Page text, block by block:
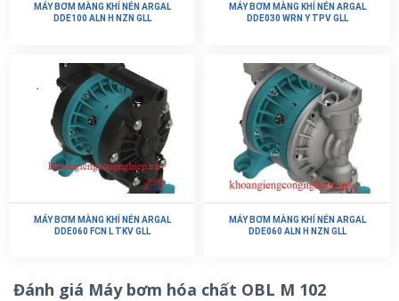
MÁY BƠM MÀNG KHÍ NÉN ARGAL
DDE100 ALN H NZN GLL
MÁY BƠM MÀNG KHÍ NÉN ARGAL
DDE030 WRN Y TPV GLL
MÁY BƠM MÀNG KHÍ NÉN ARGAL
DDE060 FCN L TKV GLL
MÁY BƠM MÀNG KHÍ NÉN ARGAL
DDE060 ALN H NZN GLL
Đánh giá Máy bơm hóa chất OBL M 102